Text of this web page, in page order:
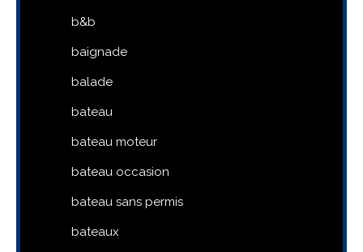
b&b
baignade
balade
bateau
bateau moteur
bateau occasion
bateau sans permis
bateaux